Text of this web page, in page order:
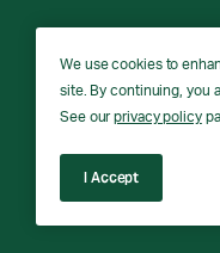
RTG
RTG © Copyright 2026 - All
We use cookies to
site. By continuing, you
See ourprivacy policy
I Accept